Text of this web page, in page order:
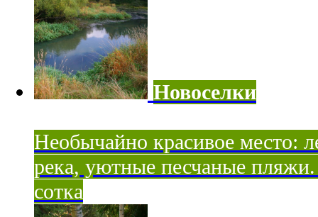
Новоселки
Необычайно красивое место:
река, уютные песчаные
сотка